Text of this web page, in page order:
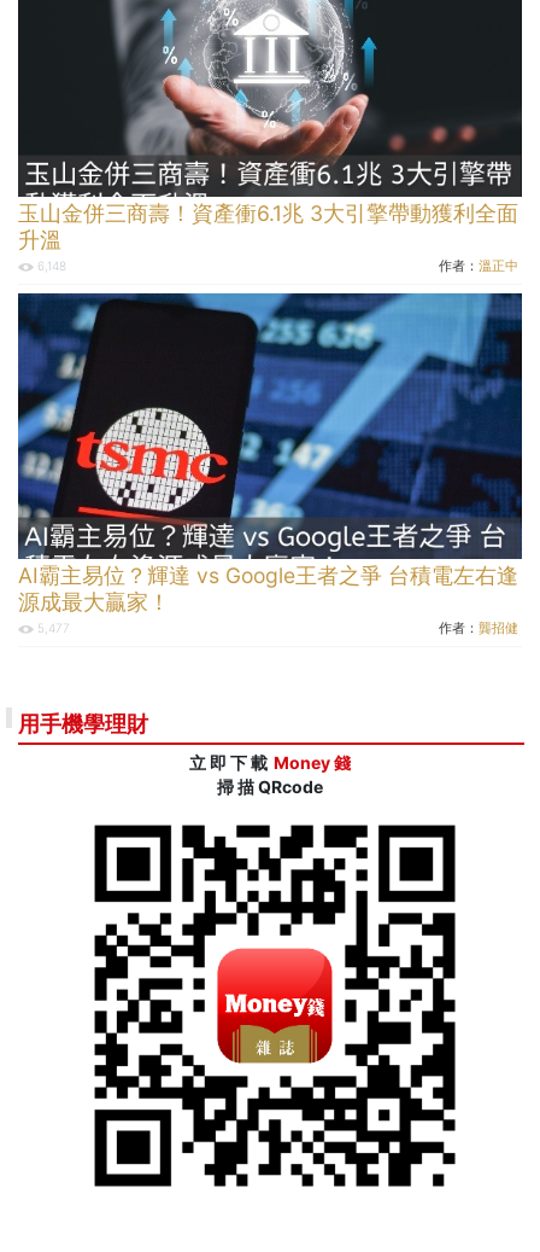
玉山金併三商壽！資產衝6.1兆 3大引擎帶動獲利全面
升溫
6,148 作者： 溫正中
AI霸主易位？輝達 vs Google王者之爭 台積電左右逢
源成最大贏家！
5,477 作者： 龔招健
用手機學理財
立 即 下 載 Money 錢
掃 描 QRcode